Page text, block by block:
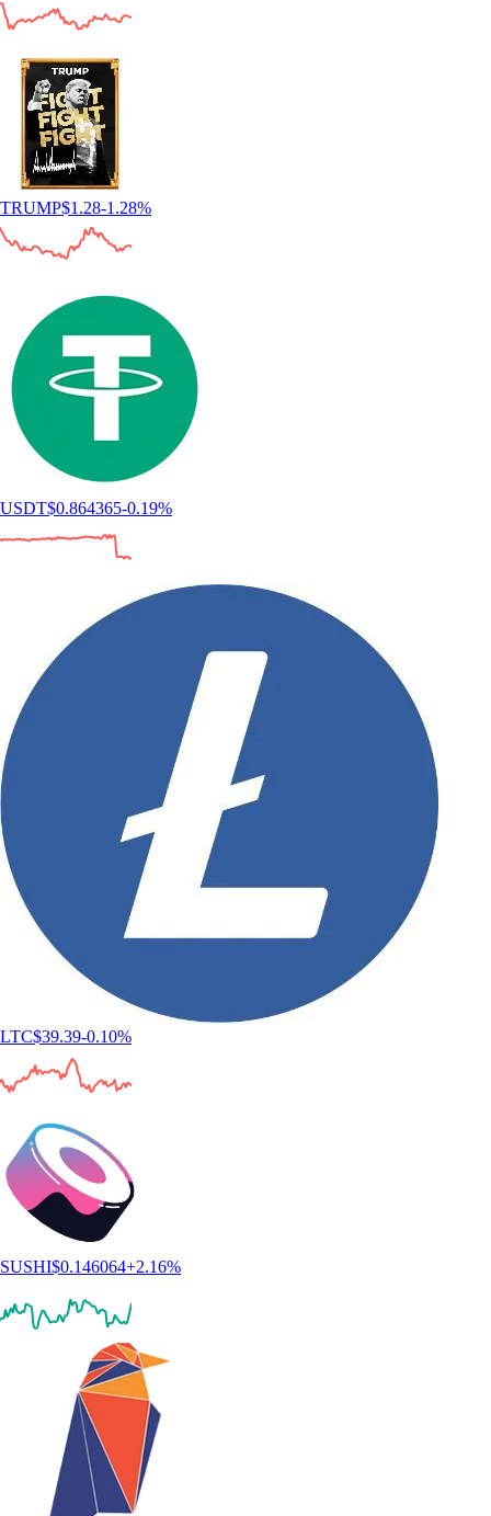
TRUMP$1.28-1.28%
USDT$0.864365-0.19%
LTC$39.39-0.10%
SUSHI$0.146064+2.16%